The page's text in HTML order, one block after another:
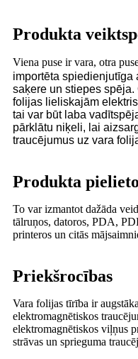
Produkta
Viena puse ir vara, otra
importēta spiedienjutīga
saķere un stiepes
folijas lieliskajām
tai var būt laba
pārklātu niķeli, lai
traucējumus uz vara
Produkta
To var izmantot dažāda
tālruņos, datoros, PDA,
printeros un citās
Priekšrocības
Vara folijas tīrība ir
elektromagnētiskos
elektromagnētiskos viļņus
strāvas un sprieguma